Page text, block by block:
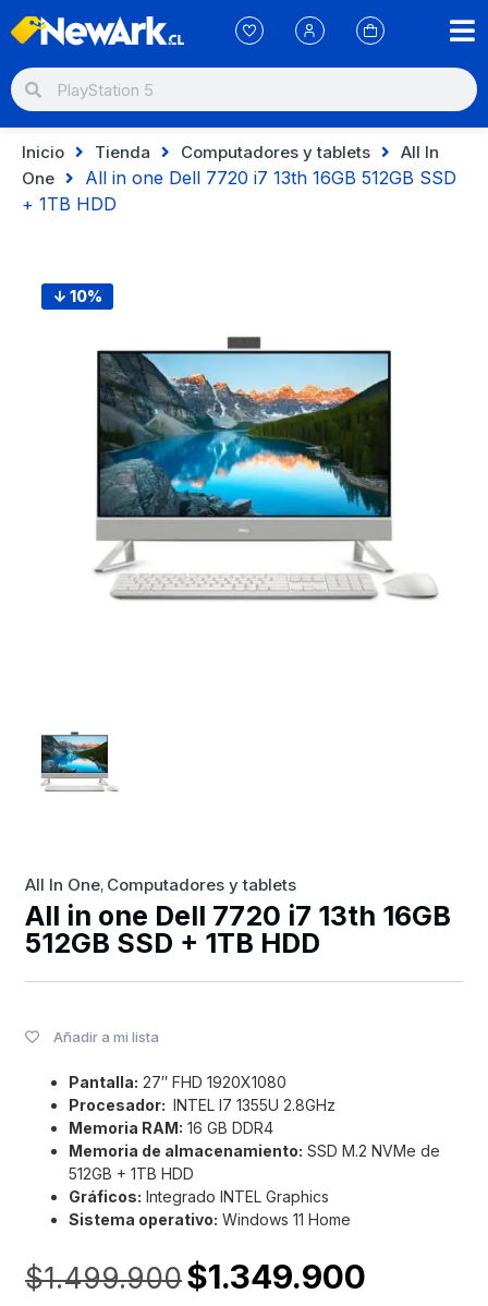
Inicio Tienda Computadores y tablets
All In
One
All in one Dell 7720 i7 13th 16GB 512GB SSD
+ 1TB HDD
↓ 10%
All In One, Computadores y tablets
All in one Dell 7720 i7 13th 16GB
512GB SSD + 1TB HDD
Añadir a mi lista
Pantalla: 27″ FHD 1920X1080
Procesador: INTEL I7 1355U 2.8GHz
Memoria RAM: 16 GB DDR4
Memoria de almacenamiento: SSD M.2 NVMe de
512GB + 1TB HDD
Gráficos: Integrado INTEL Graphics
Sistema operativo: Windows 11 Home
$1.499.900$1.349.900